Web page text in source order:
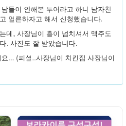
들이 안해본 투어라고 하니 남자친
얼른하자고 해서 신청했습니다.
데, 사장님이 흥이 넘치셔서 맥주도
. 사진도 잘 받았습니다.
... (피셜..사장님이 치킨집 사장님이